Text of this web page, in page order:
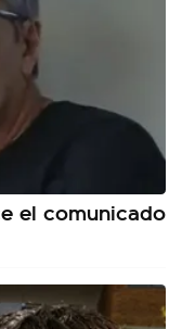
el comunicado